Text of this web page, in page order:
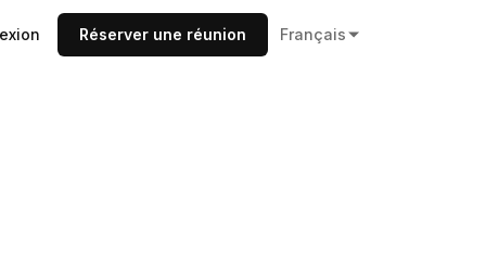
Réserver une réunion Français